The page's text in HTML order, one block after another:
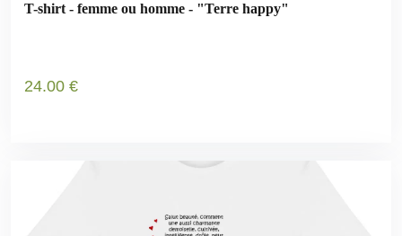
T-shirt - femme ou homme - "Terre happy"
24.00 €